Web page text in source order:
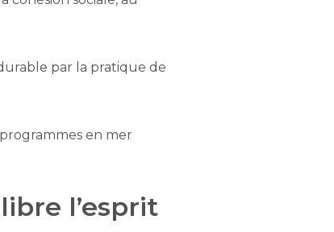
par la pratique de
en mer
l’esprit